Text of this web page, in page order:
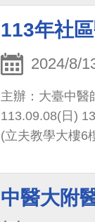
113年社
2024/8/
主辦：大臺中醫
113.09.08(日)
(立夫教學大樓6
中醫大附